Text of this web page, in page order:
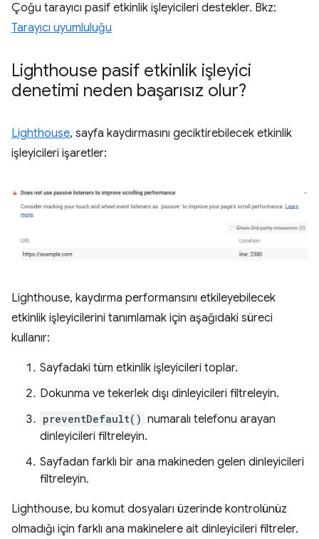
Çoğu tarayıcı pasif etkinlik işleyicileri destekler. Bkz:
Tarayıcı uyumluluğu
Lighthouse pasif etkinlik işleyici
denetimi neden başarısız olur?
Lighthouse, sayfa kaydırmasını geciktirebilecek etkinlik
işleyicileri işaretler:
Lighthouse, kaydırma performansını etkileyebilecek
etkinlik işleyicilerini tanımlamak için aşağıdaki süreci
kullanır:
Sayfadaki tüm etkinlik işleyicileri toplar.
Dokunma ve tekerlek dışı dinleyicileri filtreleyin.
preventDefault() numaralı telefonu arayan
dinleyicileri filtreleyin.
Sayfadan farklı bir ana makineden gelen dinleyicileri
filtreleyin.
Lighthouse, bu komut dosyaları üzerinde kontrolünüz
olmadığı için farklı ana makinelere ait dinleyicileri filtreler.